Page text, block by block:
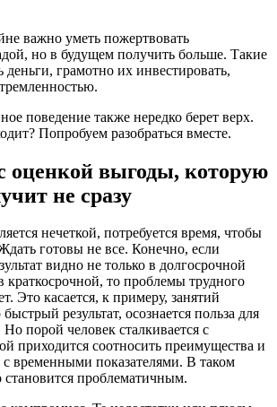
важно уметь пожертвовать
но в будущем получить больше. Такие
грамотно их инвестировать,
поведение также нередко берет верх.
Попробуем разобраться вместе.
оценкой выгоды, которую
не сразу
нечеткой, потребуется время, чтобы
готовы не все. Конечно, если
видно не только в долгосрочной
краткосрочной, то проблемы трудного
Это касается, к примеру, занятий
результат, осознается польза для
Но порой человек сталкивается с
приходится соотносить преимущества и
с временными показателями. В таком
становится проблематичным.